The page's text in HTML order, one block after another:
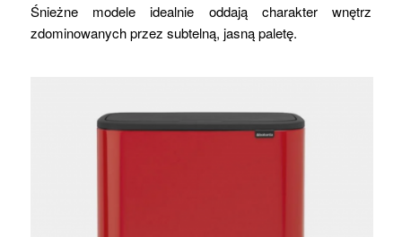
Śnieżne modele idealnie oddają charakter wnętrz
zdominowanych przez subtelną, jasną paletę.